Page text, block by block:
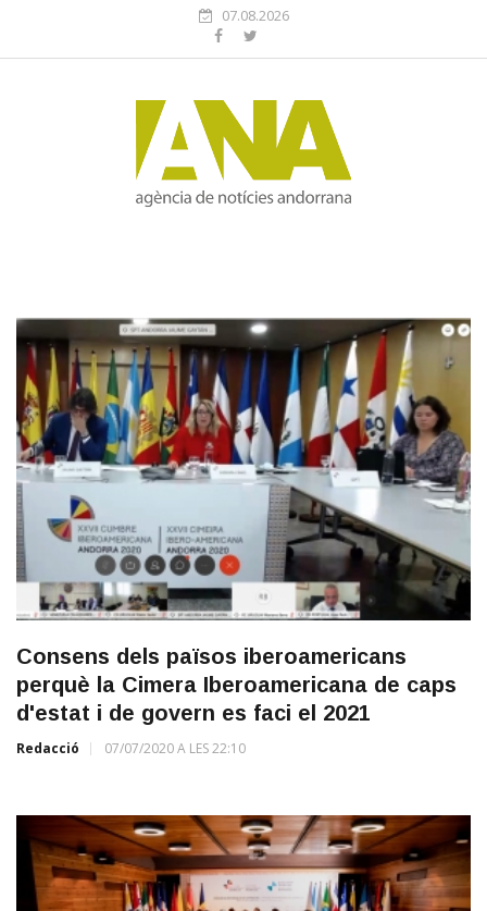
07.08.2026
Consens dels països iberoamericans
perquè la Cimera Iberoamericana de caps
d'estat i de govern es faci el 2021
Redacció 07/07/2020 A LES 22:10